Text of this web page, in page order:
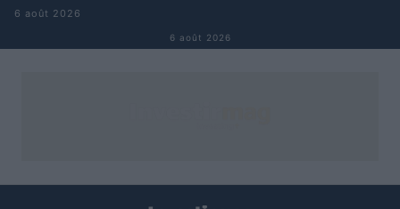
Aller au contenu
6 août 2026
6 août 2026